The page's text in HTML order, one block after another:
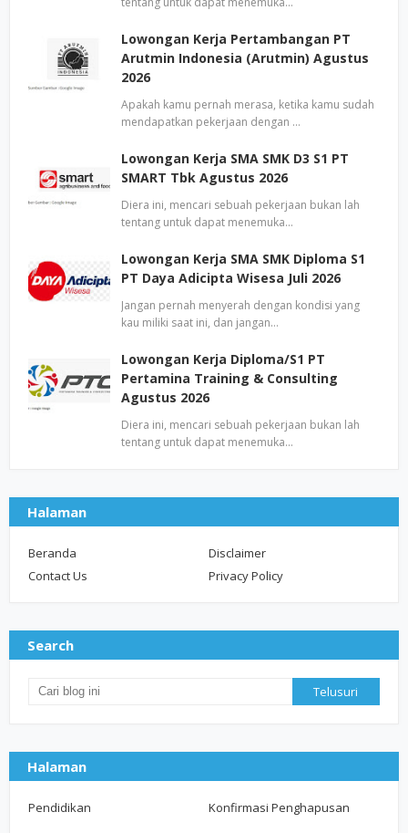
Lowongan Kerja Pertambangan PT
Arutmin Indonesia (Arutmin) Agustus
2026
Apakah kamu pernah merasa, ketika kamu sudah
mendapatkan pekerjaan dengan …
Lowongan Kerja SMA SMK D3 S1 PT
SMART Tbk Agustus 2026
Diera ini, mencari sebuah pekerjaan bukan lah
tentang untuk dapat menemuka…
Lowongan Kerja SMA SMK Diploma S1
PT Daya Adicipta Wisesa Juli 2026
Jangan pernah menyerah dengan kondisi yang
kau miliki saat ini, dan jangan…
Lowongan Kerja Diploma/S1 PT
Pertamina Training & Consulting
Agustus 2026
Diera ini, mencari sebuah pekerjaan bukan lah
tentang untuk dapat menemuka…
Halaman
Beranda
Disclaimer
Contact Us
Privacy Policy
Search
Halaman
Pendidikan Konfirmasi Penghapusan